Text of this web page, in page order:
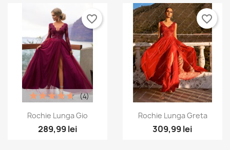
Vizualizare rapida
Rochie Lunga Gio
289,99 lei
(4)
favorite_border
Vizualizare rapida
Rochie Lunga Greta
309,99 lei
favorite_border